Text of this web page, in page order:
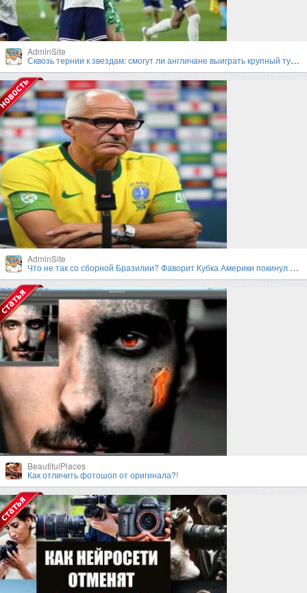
AdminSite
Сквозь тернии к звездам: смогут ли англичане выиграть крупный турнир под руководством Гарета Саутгейта?
AdminSite
Что не так со сборной Бразилии? Фаворит Кубка Америки покинул турнир в первом раунде плей-офф
BeautifulPlaces
Как отличить фотошоп от оригинала?!